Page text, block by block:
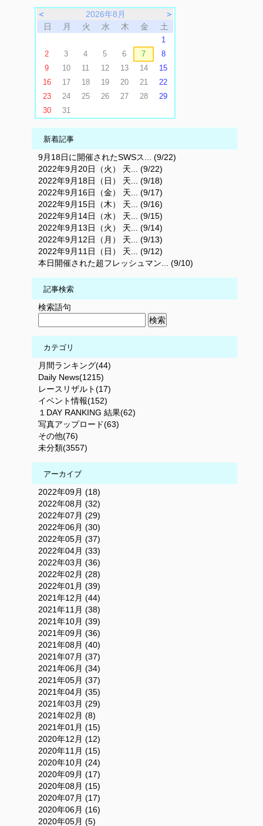
＜ 2026年8月
＞
日
月 火 水 木 金 土
1
2
3 4 5 6 7
8
9
10 11 12 13 14
15
16
17 18 19 20 21
22
23
24 25 26 27 28
29
30
31
新着記事
9月18日に開催されたSWSス... (9/22)
2022年9月20日（火） 天... (9/22)
2022年9月18日（日） 天... (9/18)
2022年9月16日（金） 天... (9/17)
2022年9月15日（木） 天... (9/16)
2022年9月14日（水） 天... (9/15)
2022年9月13日（火） 天... (9/14)
2022年9月12日（月） 天... (9/13)
2022年9月11日（日） 天... (9/12)
本日開催された超フレッシュマン... (9/10)
記事検索
検索語句
カテゴリ
月間ランキング(44)
Daily News(1215)
レースリザルト(17)
イベント情報(152)
１DAY RANKING 結果(62)
写真アップロード(63)
その他(76)
未分類(3557)
アーカイブ
2022年09月 (18)
2022年08月 (32)
2022年07月 (29)
2022年06月 (30)
2022年05月 (37)
2022年04月 (33)
2022年03月 (36)
2022年02月 (28)
2022年01月 (39)
2021年12月 (44)
2021年11月 (38)
2021年10月 (39)
2021年09月 (36)
2021年08月 (40)
2021年07月 (37)
2021年06月 (34)
2021年05月 (37)
2021年04月 (35)
2021年03月 (29)
2021年02月 (8)
2021年01月 (15)
2020年12月 (12)
2020年11月 (15)
2020年10月 (24)
2020年09月 (17)
2020年08月 (15)
2020年07月 (17)
2020年06月 (16)
2020年05月 (5)